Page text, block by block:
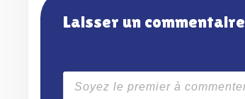
Laisser un commentaire